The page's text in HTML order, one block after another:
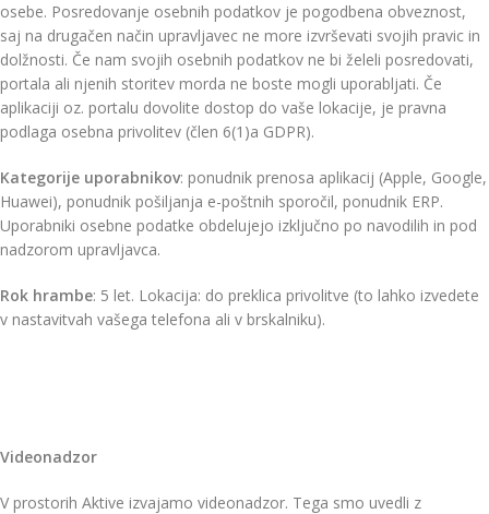
osebe. Posredovanje osebnih podatkov je pogodbena obveznost,
saj na drugačen način upravljavec ne more izvrševati svojih pravic in
dolžnosti. Če nam svojih osebnih podatkov ne bi želeli posredovati,
portala ali njenih storitev morda ne boste mogli uporabljati. Če
aplikaciji oz. portalu dovolite dostop do vaše lokacije, je pravna
podlaga osebna privolitev (člen 6(1)a GDPR).
Kategorije uporabnikov: ponudnik prenosa aplikacij (Apple, Google,
Huawei), ponudnik pošiljanja e-poštnih sporočil, ponudnik ERP.
Uporabniki osebne podatke obdelujejo izključno po navodilih in pod
nadzorom upravljavca.
Rok hrambe: 5 let. Lokacija: do preklica privolitve (to lahko izvedete
v nastavitvah vašega telefona ali v brskalniku).
Videonadzor
V prostorih Aktive izvajamo videonadzor. Tega smo uvedli z